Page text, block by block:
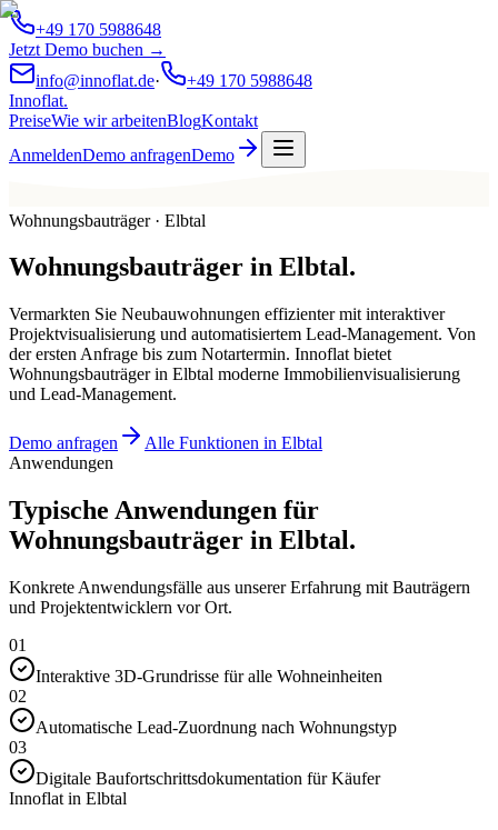
+49 170 5988648
Jetzt Demo buchen →
info@innoflat.de·
+49 170 5988648
Innoflat.
PreiseWie wir arbeitenBlogKontakt
AnmeldenDemo anfragenDemo
Wohnungsbauträger · Elbtal
Wohnungsbauträger in Elbtal.
Vermarkten Sie Neubauwohnungen effizienter mit interaktiver
Projektvisualisierung und automatisiertem Lead-Management. Von
der ersten Anfrage bis zum Notartermin. Innoflat bietet
Wohnungsbauträger in Elbtal moderne Immobilienvisualisierung
und Lead-Management.
Demo anfragen
Alle Funktionen in Elbtal
Anwendungen
Typische Anwendungen für
Wohnungsbauträger in Elbtal.
Konkrete Anwendungsfälle aus unserer Erfahrung mit Bauträgern
und Projektentwicklern vor Ort.
01
Interaktive 3D-Grundrisse für alle Wohneinheiten
02
Automatische Lead-Zuordnung nach Wohnungstyp
03
Digitale Baufortschrittsdokumentation für Käufer
Innoflat in Elbtal